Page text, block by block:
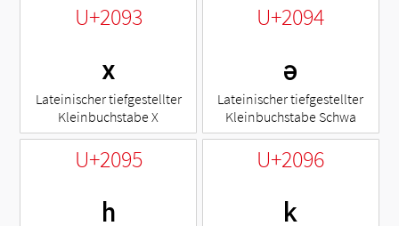
U+2093
ₓ
Lateinischer tiefgestellter
Kleinbuchstabe X
U+2094
ₔ
Lateinischer tiefgestellter
Kleinbuchstabe Schwa
U+2095
ₕ
U+2096
ₖ